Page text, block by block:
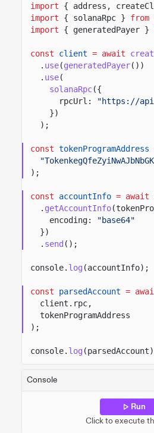
import
{ address,
import
{ solanaRpc } from
import
{ generatedPayer }
const client = await
. use(generatedPayer())
. use(
solanaRpc({
rpcUrl:
"https://
})
);
const tokenProgramAddress
);
const accountInfo = await
. getAccountInfo
encoding:
"base64"
})
. send ();
console. log (accountInfo);
const parsedAccount =
client.rpc,
tokenProgramAddress
);
console. log
Console
Run
Click to execute